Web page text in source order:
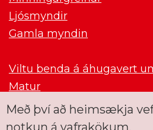
Ljósmyndir
Gamla myndin
Viltu benda á áhugavert
Matur
Með því að heimsækja
notkun á vafrakökum.